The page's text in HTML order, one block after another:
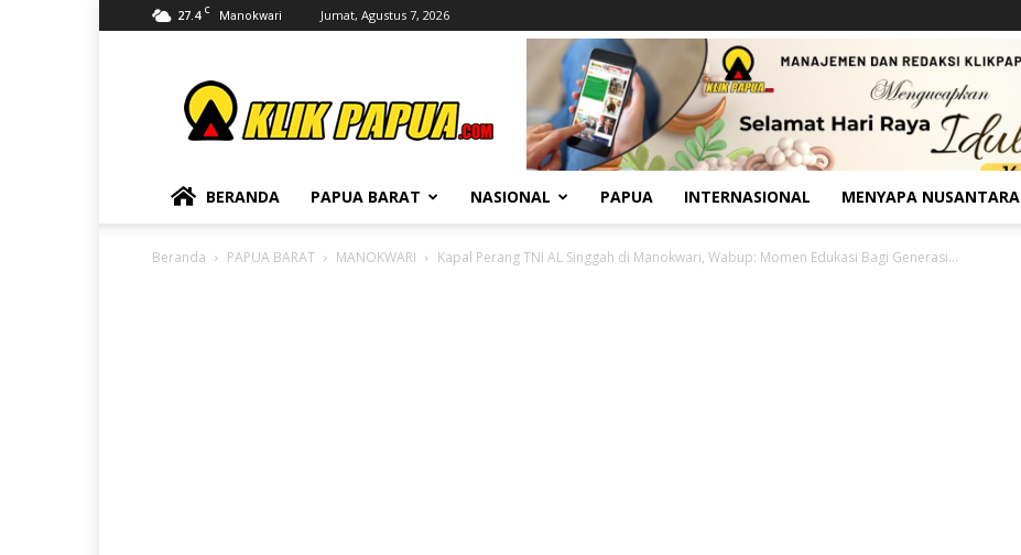
27.4 C Manokwari Jumat, Agustus 7, 2026
BERANDA PAPUA BARAT NASIONAL PAPUA INTERNASIONAL MENYAPA NUSANTARA
Beranda PAPUA BARAT MANOKWARI Kapal Perang TNI AL Singgah di Manokwari, Wabup: Momen Edukasi Bagi Generasi...